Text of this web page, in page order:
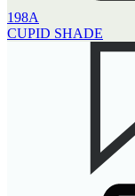
198A
CUPID SHADE